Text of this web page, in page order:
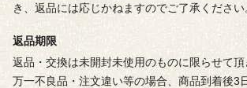
き、返品には応じかねますのでご了承ください
返品期限
返品・交換は未開封未使用のものに限らせて頂
万一不良品・注文違い等の場合、商品到着後3